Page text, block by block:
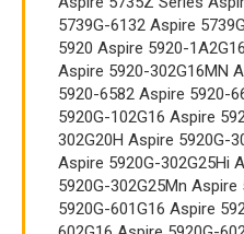
5739G-6132 Aspire
5920 Aspire 5920-
Aspire 5920-302G16MN
5920-6582 Aspire 5920-
5920G-102G16 Aspire
302G20H Aspire 5920G-
Aspire 5920G-302G25Hi
5920G-302G25Mn
5920G-601G16 Aspire